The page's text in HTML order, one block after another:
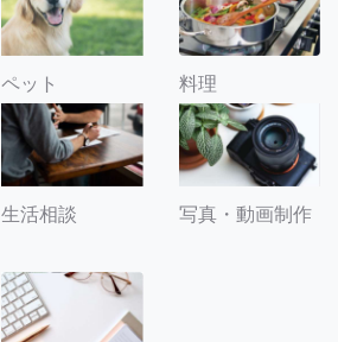
ペット 料理
生活相談 写真・動画制作